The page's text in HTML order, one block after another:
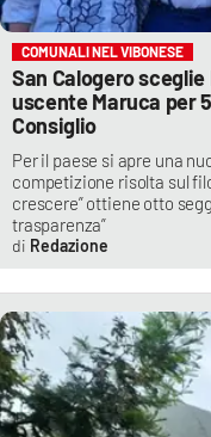
COMUNALI NEL VIBONESE
San Calogero
uscente Maruca per
Consiglio
Per il paese si apre una
competizione risolta sul
crescere” ottiene otto
trasparenza”
Redazione